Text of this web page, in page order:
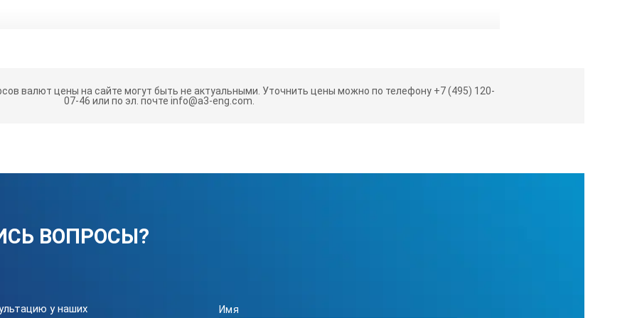
измерителя параметров электрического
Измерителя модификации "АТ-004":
полосы частот от 45 Гц до 55 Гц
валют цены на сайте могут быть не актуальными. Уточнить цены можно по телефону +7 (495) 120-
07-46 или по эл. почте info@a3-eng.com.
ВОПРОСЫ?
у наших